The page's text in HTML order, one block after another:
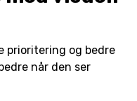
prioritering og bedre
når den ser